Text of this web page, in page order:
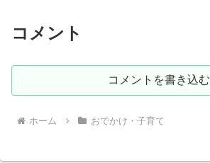
コメント
コメントを書き込む
ホーム おでかけ・子育て